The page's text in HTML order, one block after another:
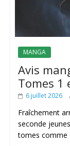
MANGA
Avis
Tomes 1
6 juillet 2026
Fraîchement
seconde
tomes comme